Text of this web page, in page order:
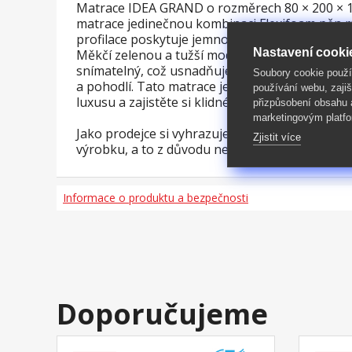
Matrace IDEA GRAND o rozměrech 80 × 200
matrace jedinečnou kombinaci Flexifoam
profilace poskytuje jemnou masáž během
Měkčí zelenou a tužší modrou, což vám
snímatelný, což usnadňuje jeho údržbu a
a pohodlí. Tato matrace je ideální volbou pro
luxusu a zajistěte si klidné noci plné pohodlí s
Jako prodejce si vyhrazujeme právo na
výrobku, a to z důvodu neustálého vývoje na
Informace o produktu a bezpečnosti
Doporučujeme
Nastavení
Soubory cookie
používání webu,
přizpůsobení obsahu
marketingovým
Zjistit více